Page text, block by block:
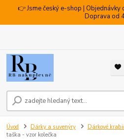
👉 Jsme český e-shop | Objednávky
Doprava od
Úvod Dárky a suvenýry Dárkové
taška - vzor kolečka